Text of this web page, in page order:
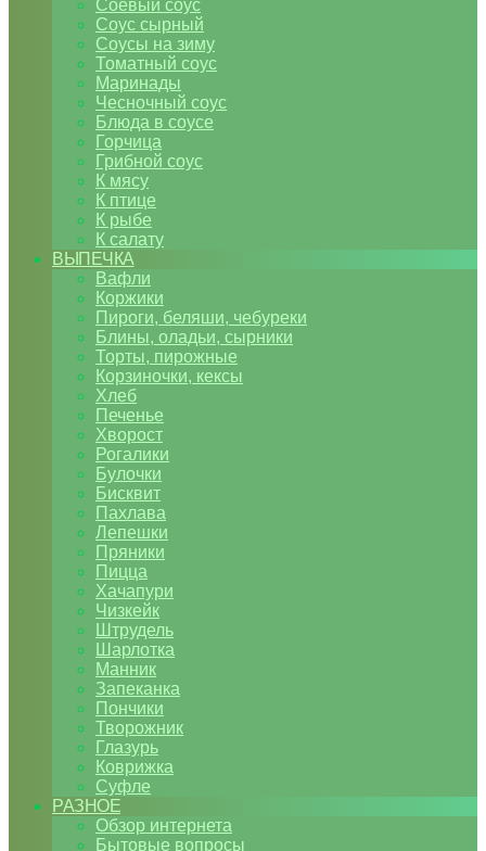
Соевый соус
Соус сырный
Соусы на зиму
Томатный соус
Маринады
Чесночный соус
Блюда в соусе
Горчица
Грибной соус
К мясу
К птице
К рыбе
К салату
ВЫПЕЧКА
Вафли
Коржики
Пироги, беляши, чебуреки
Блины, оладьи, сырники
Торты, пирожные
Корзиночки, кексы
Хлеб
Печенье
Хворост
Рогалики
Булочки
Бисквит
Пахлава
Лепешки
Пряники
Пицца
Хачапури
Чизкейк
Штрудель
Шарлотка
Манник
Запеканка
Пончики
Творожник
Глазурь
Коврижка
Суфле
РАЗНОЕ
Обзор интернета
Бытовые вопросы